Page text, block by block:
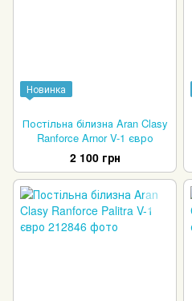
Новинка
Постільна білизна Aran Clasy
Ranforce Arnor V-1 євро
2 100 грн